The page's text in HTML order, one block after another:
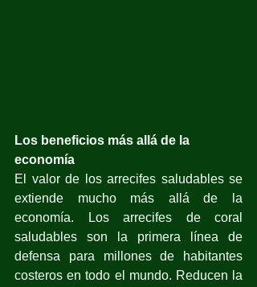
Los beneficios más allá de la
economía
El valor de los arrecifes saludables se
extiende mucho más allá de la
economía. Los arrecifes de coral
saludables son la primera línea de
defensa para millones de habitantes
costeros en todo el mundo. Reducen la